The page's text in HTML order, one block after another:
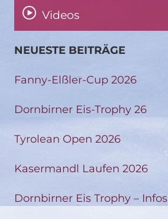
Videos
NEUESTE BEITRÄGE
Fanny-Elßler-Cup 2026
Dornbirner Eis-Trophy 26
Tyrolean Open 2026
Kasermandl Laufen 2026
Dornbirner Eis Trophy – Infos